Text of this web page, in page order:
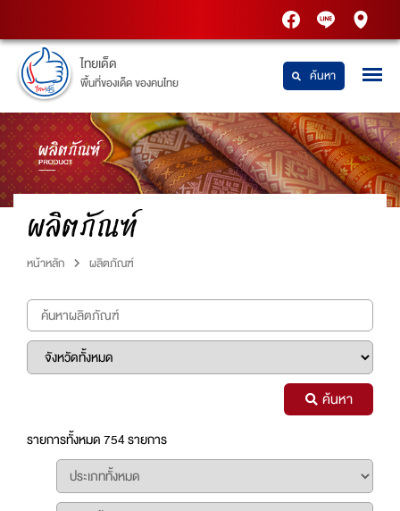
PTT
PTT
ไทยเด็ด
พื้นที่ของเด็ด ของคนไทย ค้นหา
ผลิตภัณฑ์
หน้าหลัก ผลิตภัณฑ์
ค้นหา
รายการทั้งหมด 754 รายการ